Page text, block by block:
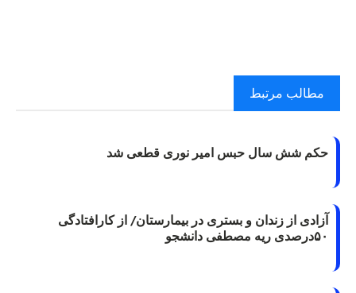
مطالب مرتبط
حکم شش سال حبس امیر نوری قطعی شد
آزادی از زندان و بستری در بیمارستان/ از کارافتادگی
۵۰درصدی ریه مصطفی دانشجو